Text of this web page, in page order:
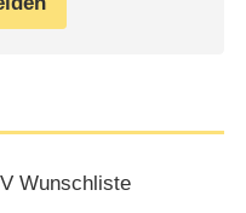
Wunschliste